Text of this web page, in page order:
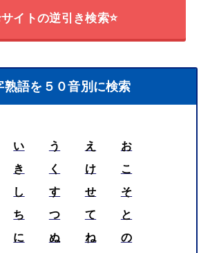
サイトの逆引き検索⭐
熟語を５０音別に検索
い う え
お
き く け
こ
し す せ
そ
ち つ て
と
に ぬ ね
の